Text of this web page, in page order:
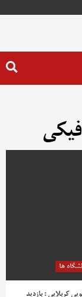
ها
کربلایی : بازدید